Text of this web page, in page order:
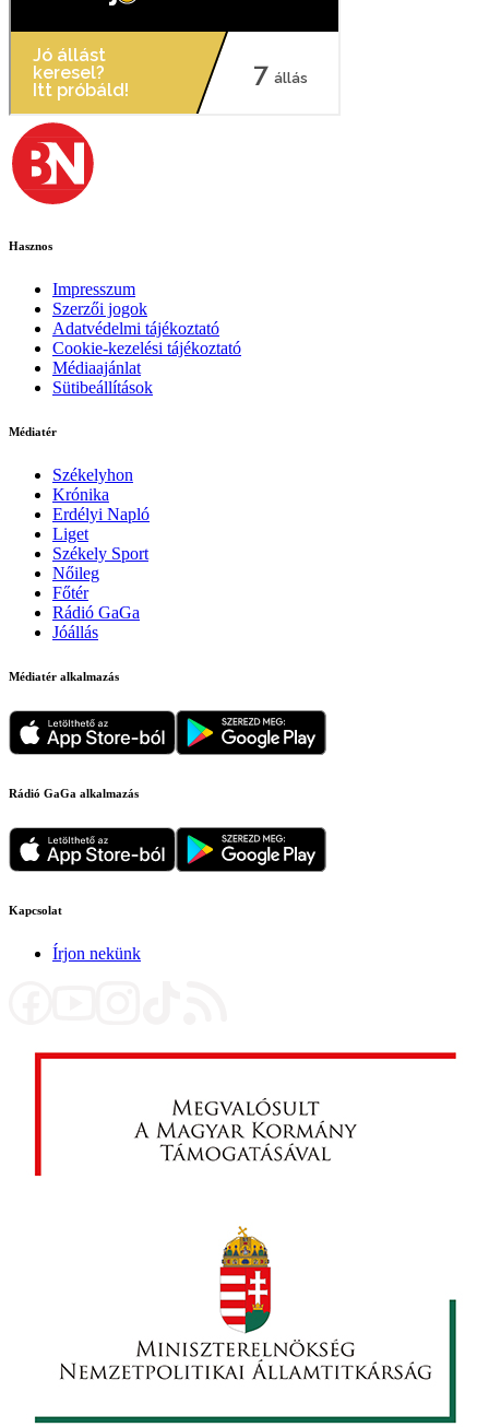
Hasznos
Impresszum
Szerzői jogok
Adatvédelmi tájékoztató
Cookie-kezelési tájékoztató
Médiaajánlat
Sütibeállítások
Médiatér
Székelyhon
Krónika
Erdélyi Napló
Liget
Székely Sport
Nőileg
Főtér
Rádió GaGa
Jóállás
Médiatér alkalmazás
Rádió GaGa alkalmazás
Kapcsolat
Írjon nekünk